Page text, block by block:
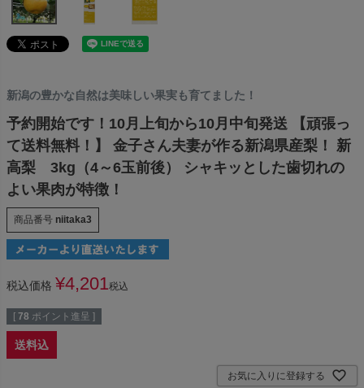
新潟の豊かな自然は美味しい果実も育てました！
予約開始です！10月上旬から10月中旬発送 【頑張っ
て送料無料！】 金子さん夫妻が作る新潟県産梨！ 新
高梨 3kg（4～6玉前後） シャキッとした歯切れの
よい果肉が特徴！
商品番号 niitaka3
税込価格 ¥4,201税込
[ 78 ポイント進呈 ]
送料込
お気に入りに登録する